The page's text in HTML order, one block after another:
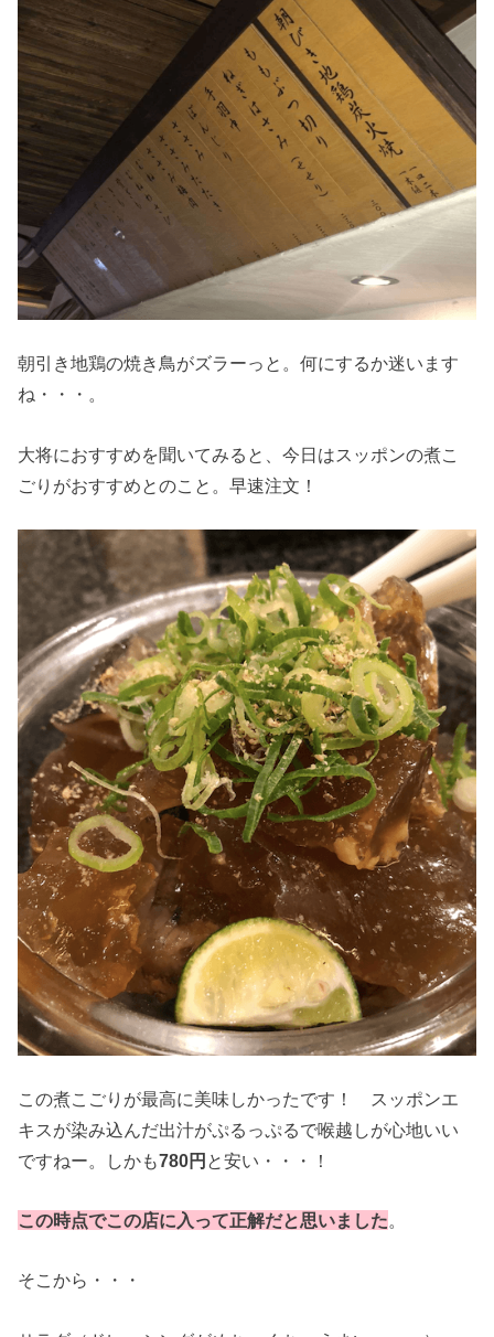
朝引き地鶏の焼き鳥がズラーっと。何にするか迷います
ね・・・。
大将におすすめを聞いてみると、今日はスッポンの煮こ
ごりがおすすめとのこと。早速注文！
この煮こごりが最高に美味しかったです！ スッポンエ
キスが染み込んだ出汁がぷるっぷるで喉越しが心地いい
ですねー。しかも780円 と安い・・・！
この時点でこの店に入って正解だと思いました。
そこから・・・